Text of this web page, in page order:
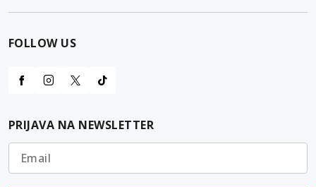
FOLLOW US
PRIJAVA NA NEWSLETTER
Email